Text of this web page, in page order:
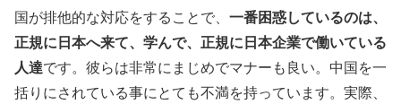
国が排他的な対応をすることで、 一番困惑しているのは、
正規に日本へ来て、学んで、正規に日本企業で働いている
人達です。彼らは非常にまじめでマナーも良い。中国を一
括りにされている事にとても不満を持っています。実際、